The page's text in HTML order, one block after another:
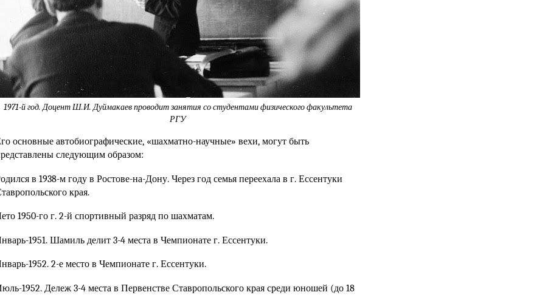
1971-й год. Доцент Ш.И. Дуймакаев проводит занятия со студентами физического факультета
РГУ
основные автобиографические, «шахматно-научные» вехи, могут быть
следующим образом:
в 1938-м году в Ростове-на-Дону. Через год семья переехала в г. Ессентуки
края.
1950-го г. 2-й спортивный разряд по шахматам.
1951. Шамиль делит 3-4 места в Чемпионате г. Ессентуки.
1952. 2-е место в Чемпионате г. Ессентуки.
1952. Дележ 3-4 места в Первенстве Ставропольского края среди юношей (до 18